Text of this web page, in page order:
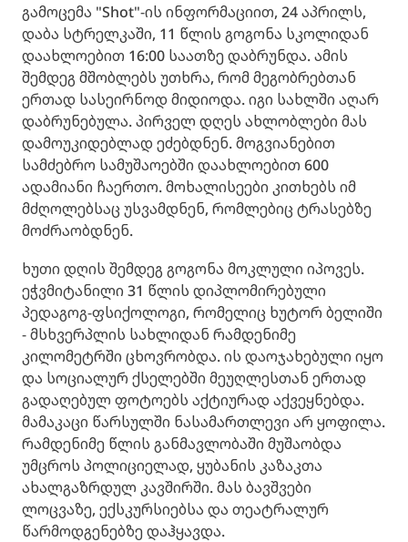
გამოცემა "Shot"-ის ინფორმაციით, 24 აპრილს,
დაბა სტრელკაში, 11 წლის გოგონა სკოლიდან
დაახლოებით 16:00 საათზე დაბრუნდა. ამის
შემდეგ მშობლებს უთხრა, რომ მეგობრებთან
ერთად სასეირნოდ მიდიოდა. იგი სახლში აღარ
დაბრუნებულა. პირველ დღეს ახლობლები მას
დამოუკიდებლად ეძებდნენ. მოგვიანებით
სამძებრო სამუშაოებში დაახლოებით 600
ადამიანი ჩაერთო. მოხალისეები კითხებს იმ
მძღოლებსაც უსვამდნენ, რომლებიც ტრასებზე
მოძრაობდნენ.
ხუთი დღის შემდეგ გოგონა მოკლული იპოვეს.
ეჭვმიტანილი 31 წლის დიპლომირებული
პედაგოგ-ფსიქოლოგი, რომელიც ხუტორ ბელიში
- მსხვერპლის სახლიდან რამდენიმე
კილომეტრში ცხოვრობდა. ის დაოჯახებული იყო
და სოციალურ ქსელებში მეუღლესთან ერთად
გადაღებულ ფოტოებს აქტიურად აქვეყნებდა.
მამაკაცი წარსულში ნასამართლევი არ ყოფილა.
რამდენიმე წლის განმავლობაში მუშაობდა
უმცროს პოლიციელად, ყუბანის კაზაკთა
ახალგაზრდულ კავშირში. მას ბავშვები
ლოცვაზე, ექსკურსიებსა და თეატრალურ
წარმოდგენებზე დაჰყავდა.